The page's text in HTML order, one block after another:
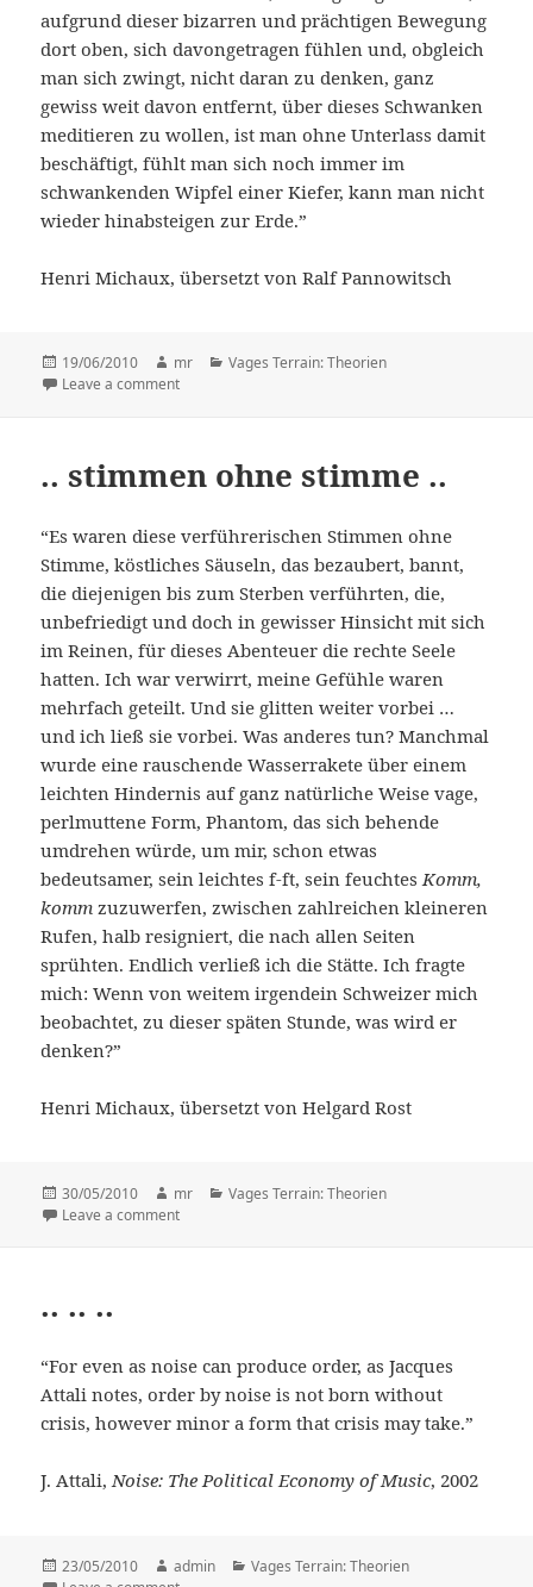
aufgrund dieser bizarren und prächtigen Bewegung
dort oben, sich davongetragen fühlen und, obgleich
man sich zwingt, nicht daran zu denken, ganz
gewiss weit davon entfernt, über dieses Schwanken
meditieren zu wollen, ist man ohne Unterlass damit
beschäftigt, fühlt man sich noch immer im
schwankenden Wipfel einer Kiefer, kann man nicht
wieder hinabsteigen zur Erde.”
Henri Michaux, übersetzt von Ralf Pannowitsch
Posted
on
19/06/2010 Author
mr Categories
Vages Terrain: Theorien
Leave a comment
.. stimmen ohne stimme ..
“Es waren diese verführerischen Stimmen ohne
Stimme, köstliches Säuseln, das bezaubert, bannt,
die diejenigen bis zum Sterben verführten, die,
unbefriedigt und doch in gewisser Hinsicht mit sich
im Reinen, für dieses Abenteuer die rechte Seele
hatten. Ich war verwirrt, meine Gefühle waren
mehrfach geteilt. Und sie glitten weiter vorbei …
und ich ließ sie vorbei. Was anderes tun? Manchmal
wurde eine rauschende Wasserrakete über einem
leichten Hindernis auf ganz natürliche Weise vage,
perlmuttene Form, Phantom, das sich behende
umdrehen würde, um mir, schon etwas
bedeutsamer, sein leichtes f-ft, sein feuchtes Komm,
kommzuzuwerfen, zwischen zahlreichen kleineren
Rufen, halb resigniert, die nach allen Seiten
sprühten. Endlich verließ ich die Stätte. Ich fragte
mich: Wenn von weitem irgendein Schweizer mich
beobachtet, zu dieser späten Stunde, was wird er
denken?”
Henri Michaux, übersetzt von Helgard Rost
Posted
on
30/05/2010 Author
mr Categories
Vages Terrain: Theorien
Leave a comment
.. .. ..
“For even as noise can produce order, as Jacques
Attali notes, order by noise is not born without
crisis, however minor a form that crisis may take.”
J. Attali,Noise: The Political Economy of Music, 2002
Posted
23/05/2010 Author
admin Categories
Vages Terrain: Theorien